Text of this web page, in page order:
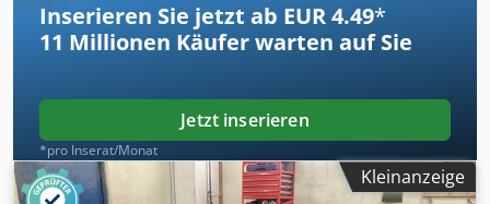
Inserieren Sie jetzt ab EUR 4.49*
11 Millionen Käufer warten auf Sie
Jetzt inserieren
*pro Inserat/Monat
Kleinanzeige